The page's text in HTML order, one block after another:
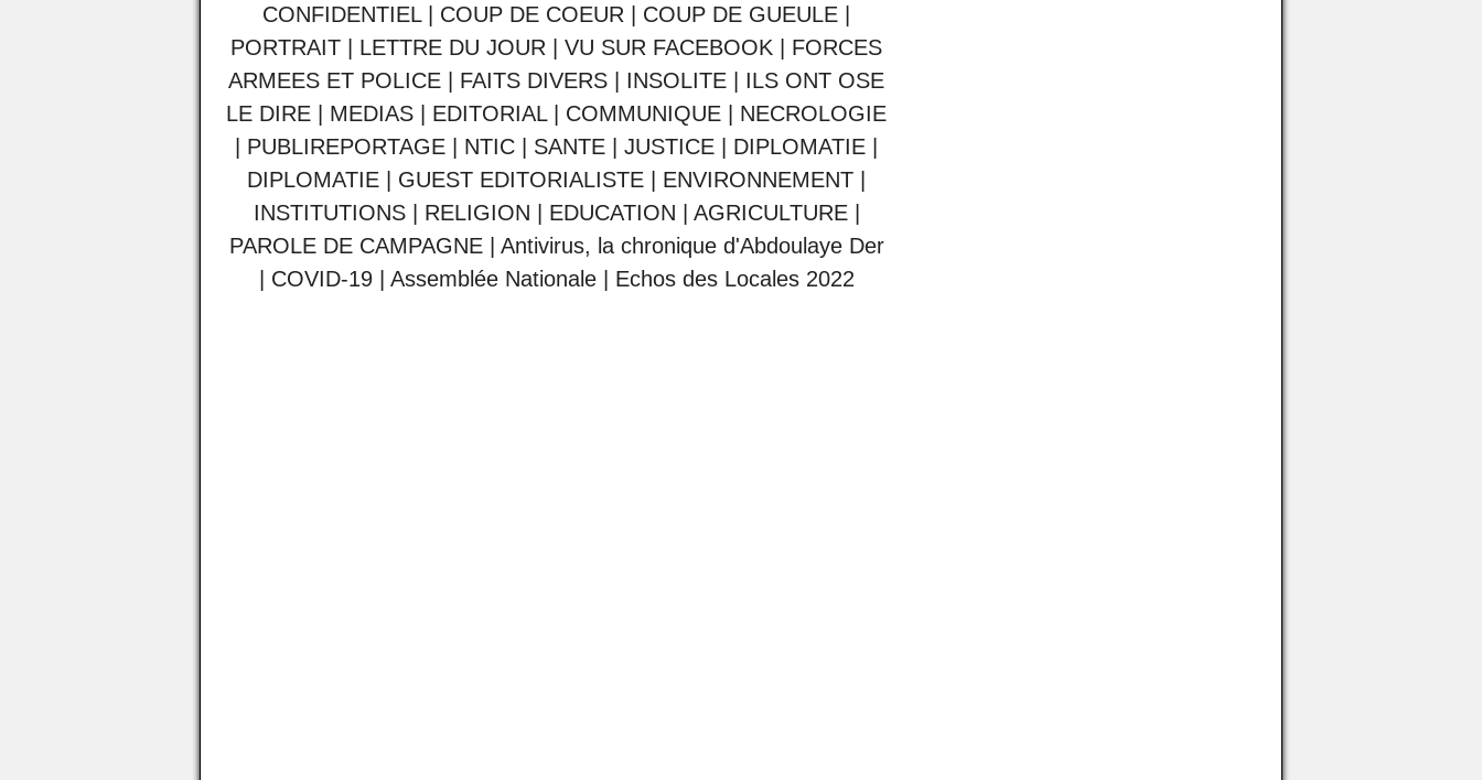
CONFIDENTIEL
COUP DE COEUR COUP DE GUEULE
PORTRAIT
LETTRE DU JOUR VU SUR FACEBOOK
FORCES
ARMEES ET POLICE
FAITS DIVERS INSOLITE
ILS ONT OSE
LE DIRE
MEDIAS EDITORIAL COMMUNIQUE
NECROLOGIE
PUBLIREPORTAGE NTIC SANTE JUSTICE DIPLOMATIE
DIPLOMATIE
GUEST EDITORIALISTE ENVIRONNEMENT
INSTITUTIONS
RELIGION EDUCATION AGRICULTURE
PAROLE DE CAMPAGNE
Antivirus, la chronique d'Abdoulaye Der
COVID-19 Assemblée Nationale Echos des Locales 2022